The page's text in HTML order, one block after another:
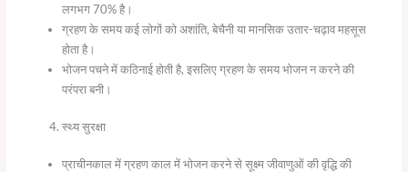
लगभग 70% है।
ग्रहण के समय कई लोगों को अशांति, बेचैनी या मानसिक उतार-चढ़ाव महसूस
होता है।
भोजन पचने में कठिनाई होती है, इसलिए ग्रहण के समय भोजन न करने की
परंपरा बनी।
स्थ्य सुरक्षा
प्राचीनकाल में ग्रहण काल में भोजन करने से सूक्ष्म जीवाणुओं की वृद्धि की